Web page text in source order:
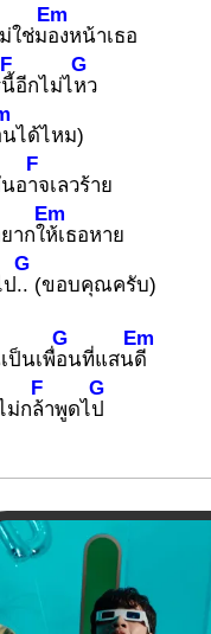
ใช่ม
Em
องหน้าเธอ
F
นี้อีกไม่ไ
G
หว
นได้ไหม)
อ
F
าจเลวร้าย
ากใ
Em
ห้เธอหาย
G
.. (ขอบคุณครับ)
ป็นเพื่
G
อนที่แสน
Em
ดี
ม่ก
F
ล้าพูดไ
G
ป